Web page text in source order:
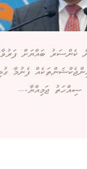
ކެންސަރު ބައްޔަށް
ފެނުމާ
ސިއްހަތު ޖަމިއްޔާ،...